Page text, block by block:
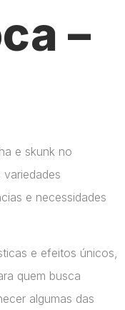
–
e skunk no
e necessidades
e efeitos únicos,
quem busca
algumas das